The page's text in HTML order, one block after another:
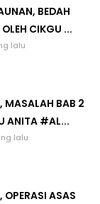
BEDAH
CIKGU ...
lalu
MASALAH BAB 2
ANITA #AL...
lalu
ASAS